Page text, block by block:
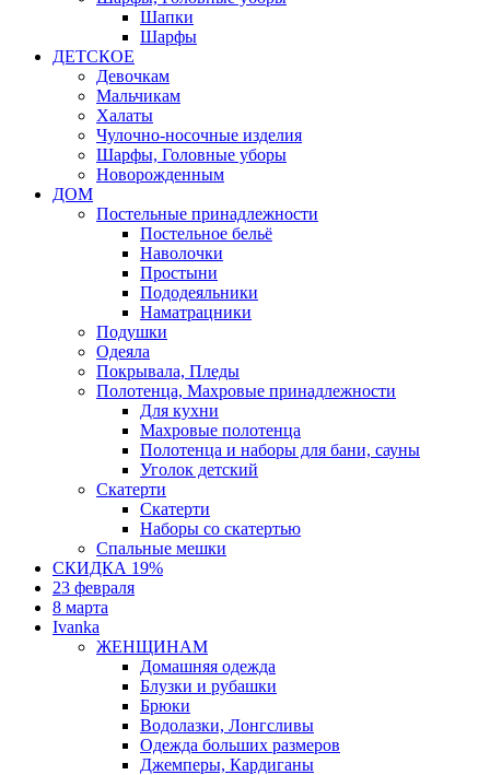
Шапки
Шарфы
ДЕТСКОЕ
Девочкам
Мальчикам
Халаты
Чулочно-носочные изделия
Шарфы, Головные уборы
Новорожденным
ДОМ
Постельные принадлежности
Постельное бельё
Наволочки
Простыни
Пододеяльники
Наматрацники
Подушки
Одеяла
Покрывала, Пледы
Полотенца, Махровые принадлежности
Для кухни
Махровые полотенца
Полотенца и наборы для бани, сауны
Уголок детский
Скатерти
Скатерти
Наборы со скатертью
Спальные мешки
СКИДКА 19%
23 февраля
8 марта
Ivanka
ЖЕНЩИНАМ
Домашняя одежда
Блузки и рубашки
Брюки
Водолазки, Лонгсливы
Одежда больших размеров
Джемперы, Кардиганы